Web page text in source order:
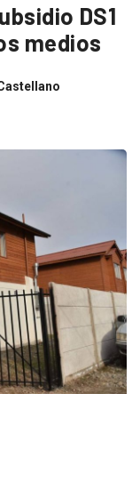
DS1
medios